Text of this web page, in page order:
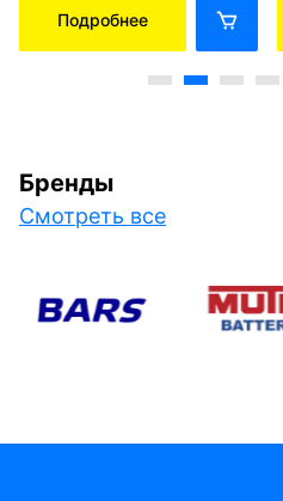
Подробнее
Бренды
Смотреть все